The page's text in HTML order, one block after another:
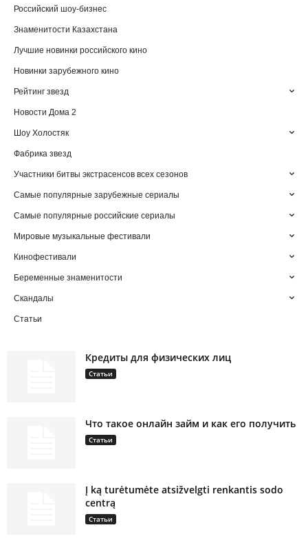
Российский шоу-бизнес
Знаменитости Казахстана
Лучшие новинки российского кино
Новинки зарубежного кино
Рейтинг звезд
Новости Дома 2
Шоу Холостяк
Фабрика звезд
Участники битвы экстрасенсов всех сезонов
Самые популярные зарубежные сериалы
Самые популярные российские сериалы
Мировые музыкальные фестивали
Кинофестивали
Беременные знаменитости
Скандалы
Статьи
Кредиты для физических лиц
Статьи
Что такое онлайн займ и как его получить
Статьи
Į ką turėtumėte atsižvelgti renkantis sodo
centrą
Статьи